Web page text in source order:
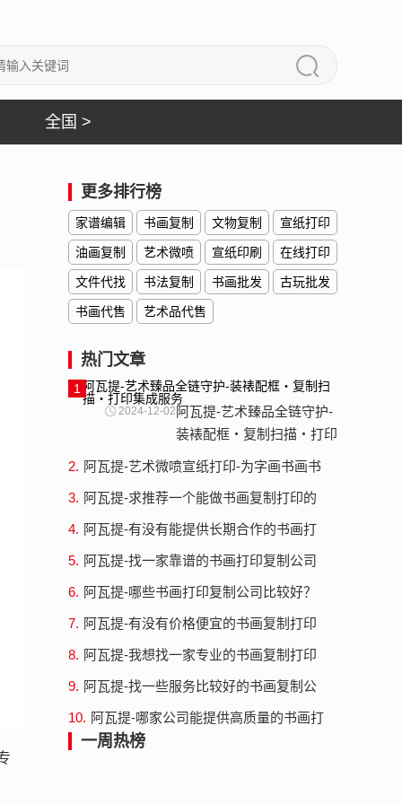
全国 >
更多排行榜
家谱编辑 书画复制 文物复制 宣纸打印
油画复制 艺术微喷 宣纸印刷 在线打印
文件代找 书法复制 书画批发 古玩批发
书画代售 艺术品代售
热门文章
1
阿瓦提-艺术臻品全链守护-
装裱配框・复制扫描・打印
集成服务
2024-12-02
2. 阿瓦提-艺术微喷宣纸打印-为字画书画书
3. 阿瓦提-求推荐一个能做书画复制打印的
4. 阿瓦提-有没有能提供长期合作的书画打
5. 阿瓦提-找一家靠谱的书画打印复制公司
6. 阿瓦提-哪些书画打印复制公司比较好？
7. 阿瓦提-有没有价格便宜的书画复制打印
8. 阿瓦提-我想找一家专业的书画复制打印
9. 阿瓦提-找一些服务比较好的书画复制公
10. 阿瓦提-哪家公司能提供高质量的书画打
印复制服务？
一周热榜